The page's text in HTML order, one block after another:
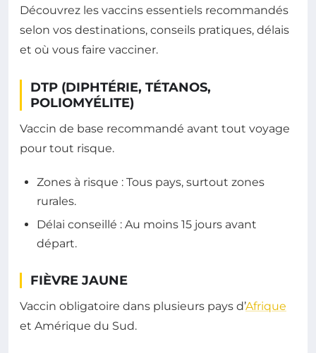
Découvrez les vaccins essentiels recommandés
selon vos destinations, conseils pratiques, délais
et où vous faire vacciner.
DTP (DIPHTÉRIE, TÉTANOS,
POLIOMYÉLITE)
Vaccin de base recommandé avant tout voyage
pour tout risque.
Zones à risque : Tous pays, surtout zones
rurales.
Délai conseillé : Au moins 15 jours avant
départ.
FIÈVRE JAUNE
Vaccin obligatoire dans plusieurs pays d’Afrique
et Amérique du Sud.